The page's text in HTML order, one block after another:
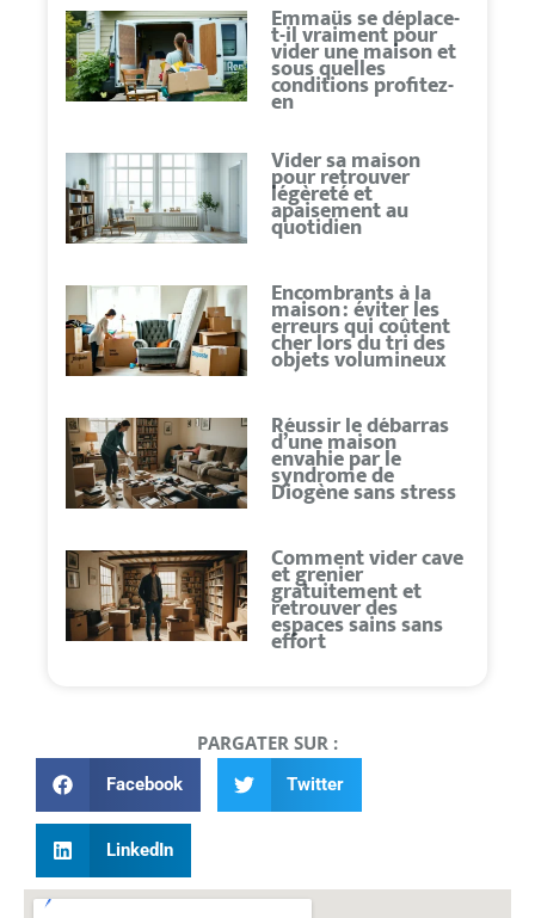
Emmaüs se déplace-
t-il vraiment pour
vider une maison et
sous quelles
conditions profitez-
en
Vider sa maison
pour retrouver
légèreté et
apaisement au
quotidien
Encombrants à la
maison : éviter les
erreurs qui coûtent
cher lors du tri des
objets volumineux
Réussir le débarras
d’une maison
envahie par le
syndrome de
Diogène sans stress
Comment vider cave
et grenier
gratuitement et
retrouver des
espaces sains sans
effort
PARGATER SUR :
Facebook Twitter
LinkedIn